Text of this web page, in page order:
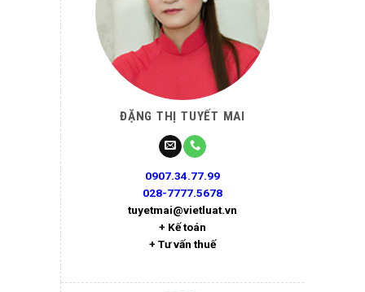
ĐẶNG THỊ TUYẾT MAI
0907.34.77.99
028-7777.5678
tuyetmai@vietluat.vn
+ Kế toán
+ Tư vấn thuế